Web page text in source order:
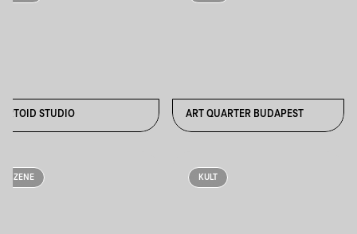
ARTOID STUDIO ART QUARTER BUDAPEST
ZENE KULT